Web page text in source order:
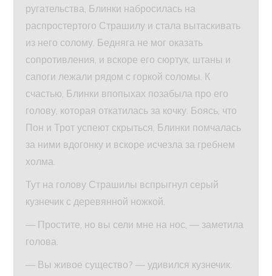
ругательства, Блинки набросилась на
распростертого Страшилу и стала вытаскивать
из него солому. Бедняга не мог оказать
сопротивления, и вскоре его сюртук, штаны и
сапоги лежали рядом с горкой соломы. К
счастью, Блинки впопыхах позабыла про его
голову, которая откатилась за кочку. Боясь, что
Пон и Трот успеют скрыться, Блинки помчалась
за ними вдогонку и вскоре исчезла за гребнем
холма.
Тут на голову Страшилы вспрыгнул серый
кузнечик с деревянной ножкой.
— Простите, но вы сели мне на нос, — заметила
голова.
— Вы живое существо? — удивился кузнечик.